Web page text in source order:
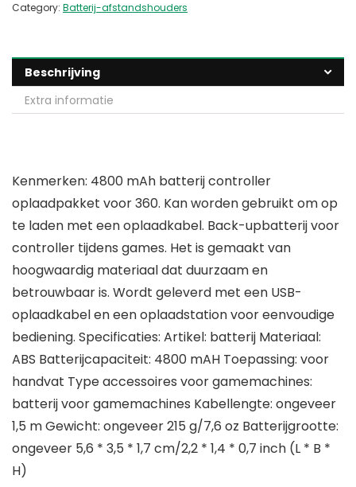
Category: Batterij-afstandshouders
Beschrijving
Extra informatie
Kenmerken: 4800 mAh batterij controller
oplaadpakket voor 360. Kan worden gebruikt om op
te laden met een oplaadkabel. Back-upbatterij voor
controller tijdens games. Het is gemaakt van
hoogwaardig materiaal dat duurzaam en
betrouwbaar is. Wordt geleverd met een USB-
oplaadkabel en een oplaadstation voor eenvoudige
bediening. Specificaties: Artikel: batterij Materiaal:
ABS Batterijcapaciteit: 4800 mAH Toepassing: voor
handvat Type accessoires voor gamemachines:
batterij voor gamemachines Kabellengte: ongeveer
1,5 m Gewicht: ongeveer 215 g/7,6 oz Batterijgrootte:
ongeveer 5,6 * 3,5 * 1,7 cm/2,2 * 1,4 * 0,7 inch (L * B *
H)